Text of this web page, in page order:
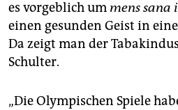
es vorgeblich um mens sana
einen gesunden Geist in
Da zeigt man der
Schulter.
„Die Olympischen Spiele